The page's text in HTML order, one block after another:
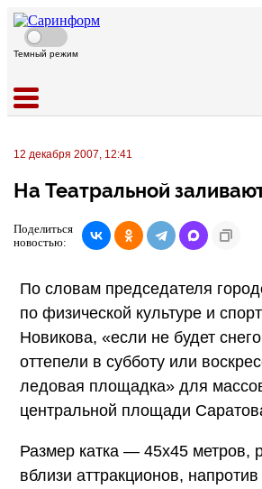
Темный режим
12 декабря 2007, 12:41
На Театральной
Поделиться
новостью:
По словам председателя
по физической культуре и
Новикова, «если не будет
оттепели в субботу или
ледовая площадка» для
центральной площади
Размер катка — 45х45 метров,
вблизи аттракционов,